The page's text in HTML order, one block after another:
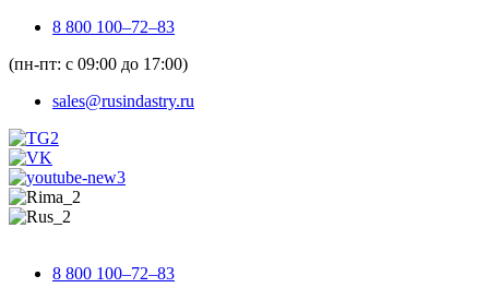
8 800 100–72–83
(пн-пт: с 09:00 до 17:00)
sales@rusindastry.ru
8 800 100–72–83